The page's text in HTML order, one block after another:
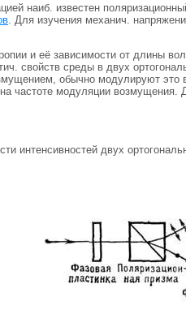
наиб. известен
. Для изучения механич.
и её зависимости от длины
свойств среды в двух
обычно модулируют
частоте модуляции
интенсивностей двух